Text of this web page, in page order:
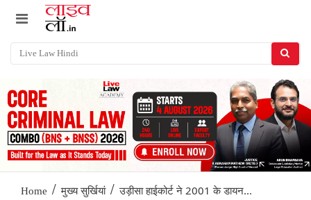
Home / मुख्य सुर्खियां / उड़ीसा हाईकोर्ट ने 2001 के डायन...